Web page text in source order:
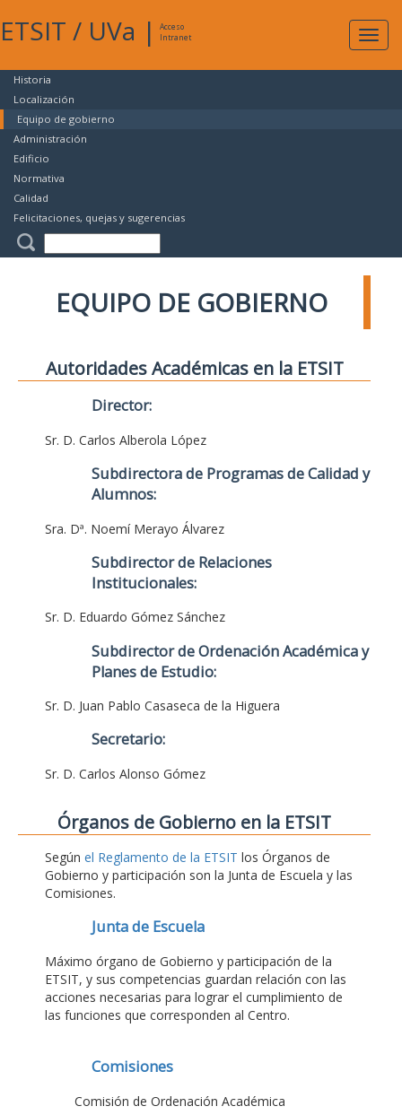
ETSIT / UVa |
Acceso
Intranet
Historia
Localización
Equipo de gobierno
Administración
Edificio
Normativa
Calidad
Felicitaciones, quejas y sugerencias
EQUIPO DE GOBIERNO
Autoridades Académicas en la ETSIT
Director:
Sr. D. Carlos Alberola López
Subdirectora de Programas de Calidad y
Alumnos:
Sra. Dª. Noemí Merayo Álvarez
Subdirector de Relaciones
Institucionales:
Sr. D. Eduardo Gómez Sánchez
Subdirector de Ordenación Académica y
Planes de Estudio:
Sr. D. Juan Pablo Casaseca de la Higuera
Secretario:
Sr. D. Carlos Alonso Gómez
Órganos de Gobierno en la ETSIT
Según el Reglamento de la ETSIT los Órganos de
Gobierno y participación son la Junta de Escuela y las
Comisiones.
Junta de Escuela
Máximo órgano de Gobierno y participación de la
ETSIT, y sus competencias guardan relación con las
acciones necesarias para lograr el cumplimiento de
las funciones que corresponden al Centro.
Comisiones
Comisión de Ordenación Académica